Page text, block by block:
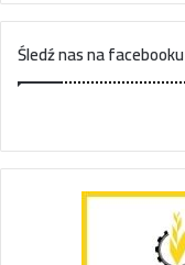
Śledź nas na facebooku